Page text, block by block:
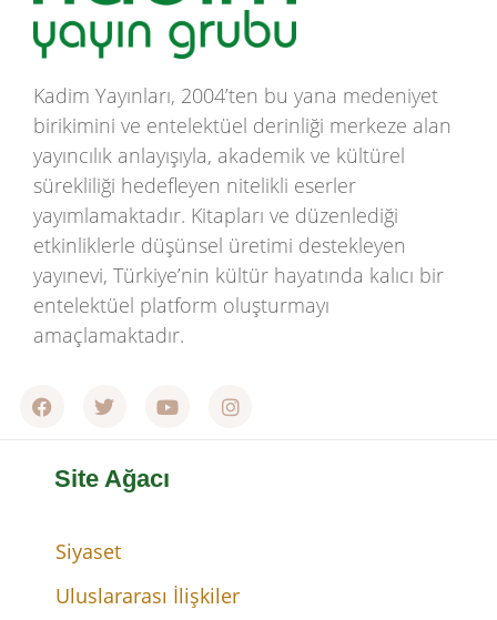
Kadim Yayınları, 2004’ten bu yana medeniyet
birikimini ve entelektüel derinliği merkeze alan
yayıncılık anlayışıyla, akademik ve kültürel
sürekliliği hedefleyen nitelikli eserler
yayımlamaktadır. Kitapları ve düzenlediği
etkinliklerle düşünsel üretimi destekleyen
yayınevi, Türkiye’nin kültür hayatında kalıcı bir
entelektüel platform oluşturmayı
amaçlamaktadır.
Site Ağacı
Siyaset
Uluslararası İlişkiler